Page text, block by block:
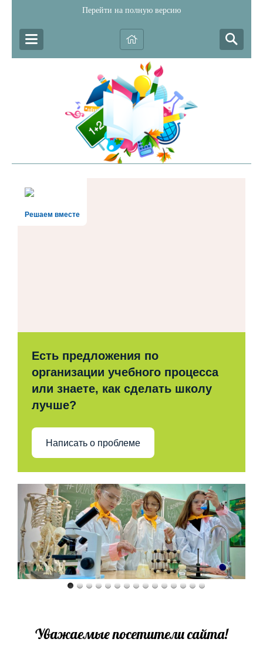
Перейти на полную версию
Решаем вместе
Есть предложения по
организации учебного процесса
или знаете, как сделать школу
лучше?
Написать о проблеме
Уважаемые посетители сайта!